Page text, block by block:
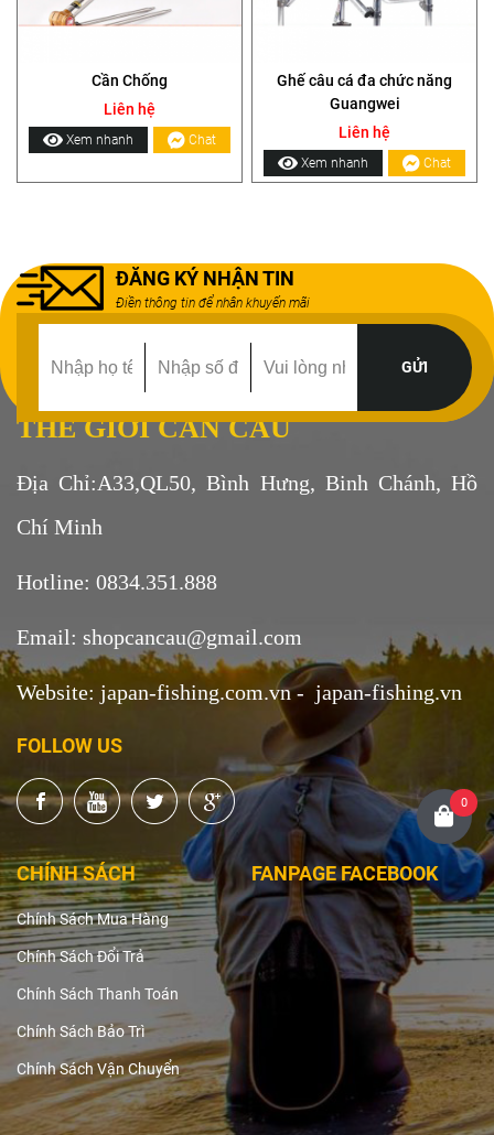
Cần Chống
Liên hệ
Xem nhanh Chat
Ghế câu cá đa chức năng
Guangwei
Liên hệ
Xem nhanh Chat
ĐĂNG KÝ NHẬN TIN
Điền thông tin để nhân khuyến mãi
THẾ GIỚI CẦN CÂU
Địa Chỉ:A33,QL50, Bình Hưng, Binh Chánh, Hồ
Chí Minh
Hotline: 0834.351.888
Email: shopcancau@gmail.com
Website: japan-fishing.com.vn - japan-fishing.vn
FOLLOW US
CHÍNH SÁCH
Chính Sách Mua Hàng
Chính Sách Đổi Trả
Chính Sách Thanh Toán
Chính Sách Bảo Trì
Chính Sách Vận Chuyển
FANPAGE FACEBOOK
0